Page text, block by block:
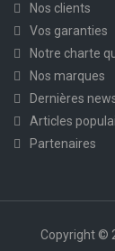
Nos clients
Vos garanties
Notre charte
Nos marques
Dernières
Articles
Partenaires
Copyright ©